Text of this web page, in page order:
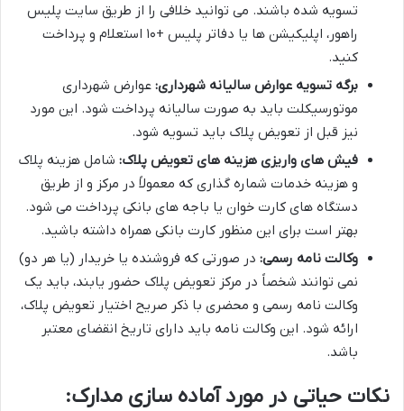
تسویه شده باشند. می توانید خلافی را از طریق سایت پلیس
راهور، اپلیکیشن ها یا دفاتر پلیس +۱۰ استعلام و پرداخت
کنید.
برگه تسویه عوارض سالیانه شهرداری: عوارض شهرداری
موتورسیکلت باید به صورت سالیانه پرداخت شود. این مورد
نیز قبل از تعویض پلاک باید تسویه شود.
فیش های واریزی هزینه های تعویض پلاک: شامل هزینه پلاک
و هزینه خدمات شماره گذاری که معمولاً در مرکز و از طریق
دستگاه های کارت خوان یا باجه های بانکی پرداخت می شود.
بهتر است برای این منظور کارت بانکی همراه داشته باشید.
وکالت نامه رسمی: در صورتی که فروشنده یا خریدار (یا هر دو)
نمی توانند شخصاً در مرکز تعویض پلاک حضور یابند، باید یک
وکالت نامه رسمی و محضری با ذکر صریح اختیار تعویض پلاک،
ارائه شود. این وکالت نامه باید دارای تاریخ انقضای معتبر
باشد.
نکات حیاتی در مورد آماده سازی مدارک: